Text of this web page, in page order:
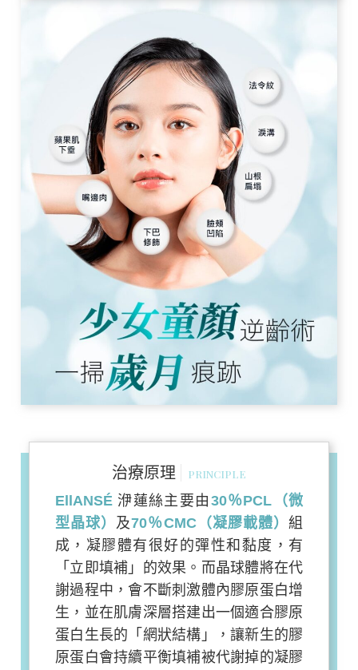
治療原理 PRINCIPLE
EllANSÉ 洢蓮絲主要由 30％PCL（微
型晶球） 及70％CMC（凝膠載體）組
成，凝膠體有很好的彈性和黏度，有
「立即填補」的效果。而晶球體將在代
謝過程中，會不斷刺激體內膠原蛋白增
生，並在肌膚深層搭建出一個適合膠原
蛋白生長的「網狀結構」，讓新生的膠
原蛋白會持續平衡填補被代謝掉的凝膠